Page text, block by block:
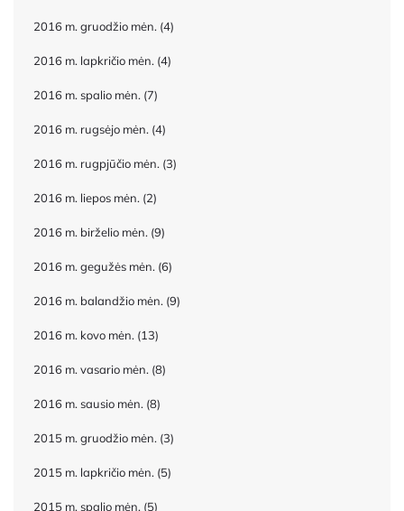
2016 m. gruodžio mėn. (4)
2016 m. lapkričio mėn. (4)
2016 m. spalio mėn. (7)
2016 m. rugsėjo mėn. (4)
2016 m. rugpjūčio mėn. (3)
2016 m. liepos mėn. (2)
2016 m. birželio mėn. (9)
2016 m. gegužės mėn. (6)
2016 m. balandžio mėn. (9)
2016 m. kovo mėn. (13)
2016 m. vasario mėn. (8)
2016 m. sausio mėn. (8)
2015 m. gruodžio mėn. (3)
2015 m. lapkričio mėn. (5)
2015 m. spalio mėn. (5)